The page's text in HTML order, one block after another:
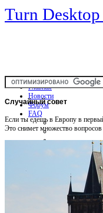
Turn
Главная
Новости
Форум
FAQ
Общая
Советы
Правила
Случайныйсовет
Если ты едешь в Европу в
Это снимет множество